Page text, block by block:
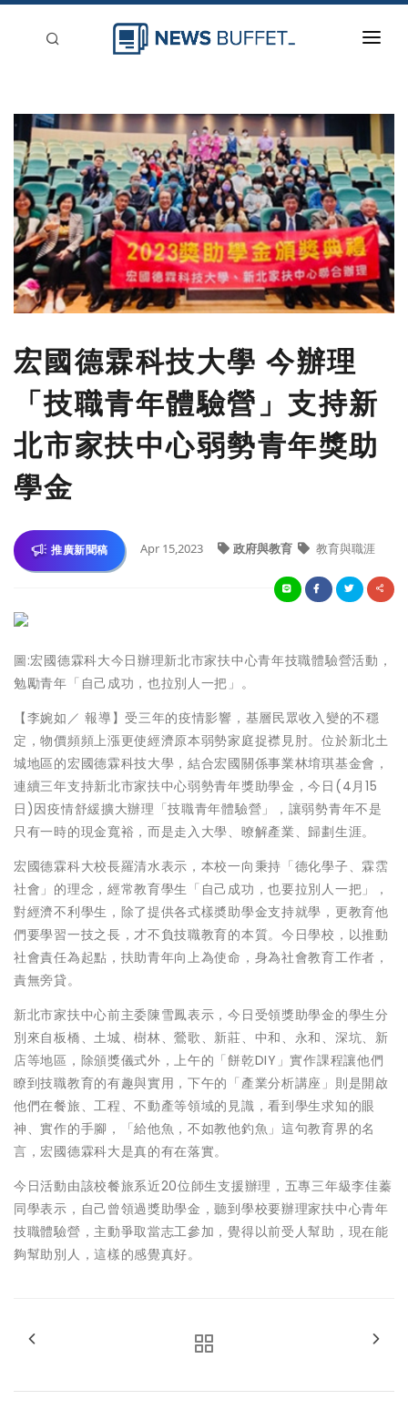
新聞稿分類
登入
刊登
宏國德霖科技大學 今辦理
「技職青年體驗營」支持新
北市家扶中心弱勢青年獎助
學金
推廣新聞稿 Apr 15,2023 政府與教育 教育與職涯
圖:宏國德霖科大今日辦理新北市家扶中心青年技職體驗營活動，
勉勵青年「自己成功，也拉別人一把」。
【李婉如／ 報導】受三年的疫情影響，基層民眾收入變的不穩
定，物價頻頻上漲更使經濟原本弱勢家庭捉襟見肘。位於新北土
城地區的宏國德霖科技大學，結合宏國關係事業林堉琪基金會，
連續三年支持新北市家扶中心弱勢青年獎助學金，今日(4月15
日)因疫情舒緩擴大辦理「技職青年體驗營」，讓弱勢青年不是
只有一時的現金寬裕，而是走入大學、暸解產業、歸劃生涯。
宏國德霖科大校長羅清水表示，本校一向秉持「德化學子、霖霑
社會」的理念，經常教育學生「自己成功，也要拉別人一把」，
對經濟不利學生，除了提供各式樣奬助學金支持就學，更教育他
們要學習一技之長，才不負技職教育的本質。今日學校，以推動
社會責任為起點，扶助青年向上為使命，身為社會教育工作者，
責無旁貸。
新北市家扶中心前主委陳雪鳳表示，今日受領獎助學金的學生分
別來自板橋、土城、樹林、鶯歌、新莊、中和、永和、深坑、新
店等地區，除頒獎儀式外，上午的「餅乾DIY」實作課程讓他們
瞭到技職教育的有趣與實用，下午的「產業分析講座」則是開啟
他們在餐旅、工程、不動產等領域的見識，看到學生求知的眼
神、實作的手腳，「給他魚，不如教他釣魚」這句教育界的名
言，宏國德霖科大是真的有在落實。
今日活動由該校餐旅系近20位師生支援辦理，五專三年級李佳蓁
同學表示，自己曾領過獎助學金，聽到學校要辦理家扶中心青年
技職體驗營，主動爭取當志工參加，覺得以前受人幫助，現在能
夠幫助別人，這樣的感覺真好。